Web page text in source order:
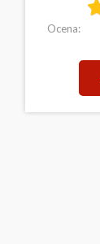
Ocena: